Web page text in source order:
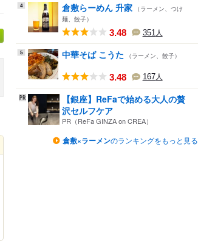
4 倉敷らーめん 升家 （ラーメン、つけ
麺、餃子）
3.48 351 人
5 中華そば こうた （ラーメン、餃子）
3.48 167人
【銀座】ReFaで始める大人の贅
沢セルフケア
PR（ReFa GINZA on CREA）
倉敷×ラーメンのランキングをもっと見る